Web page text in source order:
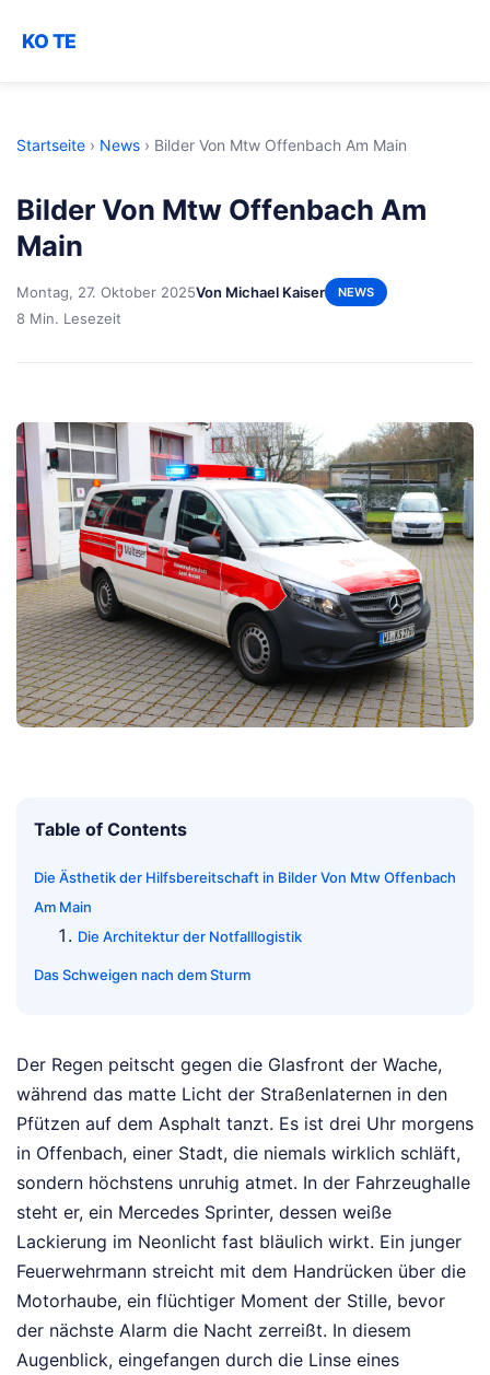
KO TE
Startseite › News › Bilder Von Mtw Offenbach Am Main
Bilder Von Mtw Offenbach Am
Main
Montag, 27. Oktober 2025Von Michael Kaiser NEWS
8 Min. Lesezeit
Table of Contents
Die Ästhetik der Hilfsbereitschaft in Bilder Von Mtw Offenbach
Am Main
Die Architektur der Notfalllogistik
Das Schweigen nach dem Sturm
Der Regen peitscht gegen die Glasfront der Wache,
während das matte Licht der Straßenlaternen in den
Pfützen auf dem Asphalt tanzt. Es ist drei Uhr morgens
in Offenbach, einer Stadt, die niemals wirklich schläft,
sondern höchstens unruhig atmet. In der Fahrzeughalle
steht er, ein Mercedes Sprinter, dessen weiße
Lackierung im Neonlicht fast bläulich wirkt. Ein junger
Feuerwehrmann streicht mit dem Handrücken über die
Motorhaube, ein flüchtiger Moment der Stille, bevor
der nächste Alarm die Nacht zerreißt. In diesem
Augenblick, eingefangen durch die Linse eines